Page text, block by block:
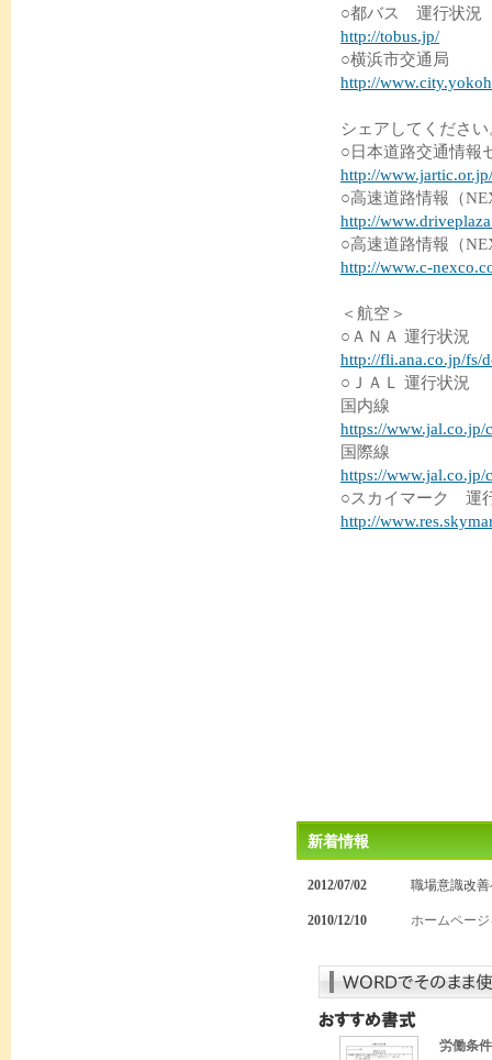
○都バス 運行状況
http://tobus.jp/
○横浜市交通局
http://
シェアしてくださ
○日本道路交通情報
http://www.jartic.or.jp/
○高速道路情報（
http://
○高速道路情報（
http://www.c-
＜航空＞
○ＡＮＡ 運行状況
http://fli.ana.co.jp/fs/
○ＪＡＬ 運行状況
国内線
https://www.jal.co.jp/
国際線
https://www.jal.co.jp/
○スカイマーク 運
http://
新着情報
2012/07/02 職場意識改善
2010/12/10 ホームペー
労働条